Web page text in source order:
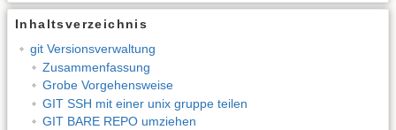
Inhaltsverzeichnis
git Versionsverwaltung
Zusammenfassung
Grobe Vorgehensweise
GIT SSH mit einer unix gruppe teilen
GIT BARE REPO umziehen